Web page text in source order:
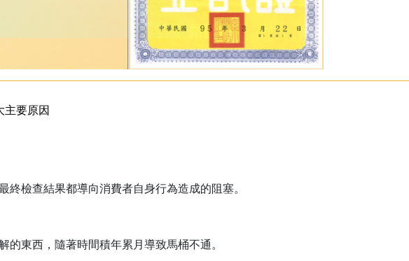
主要原因
檢查結果都導向消費者自身行為造成的阻塞。
東西，隨著時間積年累月導致馬桶不通。